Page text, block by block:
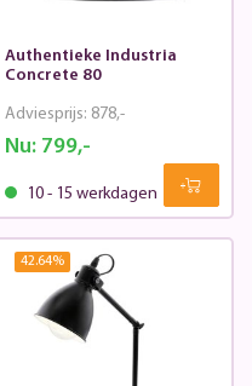
Authentieke Industria
Concrete 80
Nu: 799,-
Adviesprijs: 878,-
10 - 15 werkdagen
42.64%